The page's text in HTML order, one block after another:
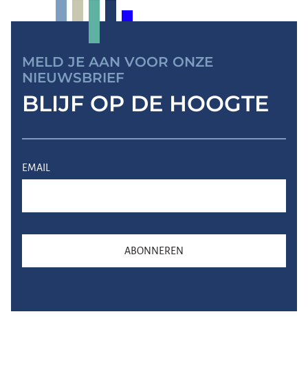
MELD JE AAN VOOR ONZE
NIEUWSBRIEF
BLIJF OP DE HOOGTE
EMAIL
ABONNEREN